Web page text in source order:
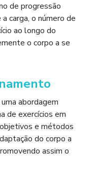
de progressão
carga, o número de
ao longo do
o corpo a se
abordagem
de exercícios em
e métodos
do corpo a
assim o